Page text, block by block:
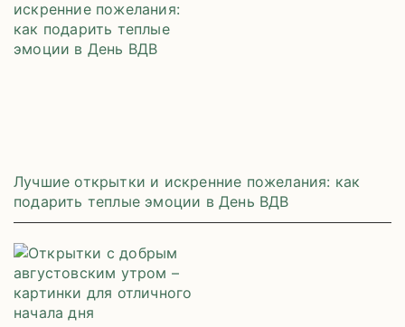
Лучшие открытки и искренние пожелания: как
подарить теплые эмоции в День ВДВ